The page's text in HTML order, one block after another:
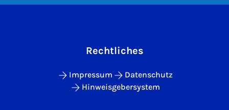
Rechtliches
Impressum
Datenschutz
Hinweisgebersystem